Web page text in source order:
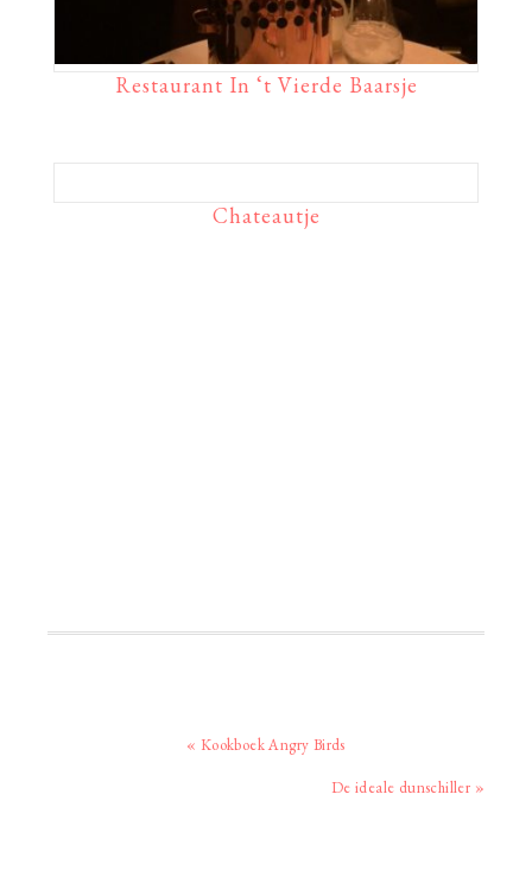
Restaurant In ‘t Vierde Baarsje
Chateautje
Vorig
« Kookboek Angry Birds
Volgend
De ideale dunschiller »